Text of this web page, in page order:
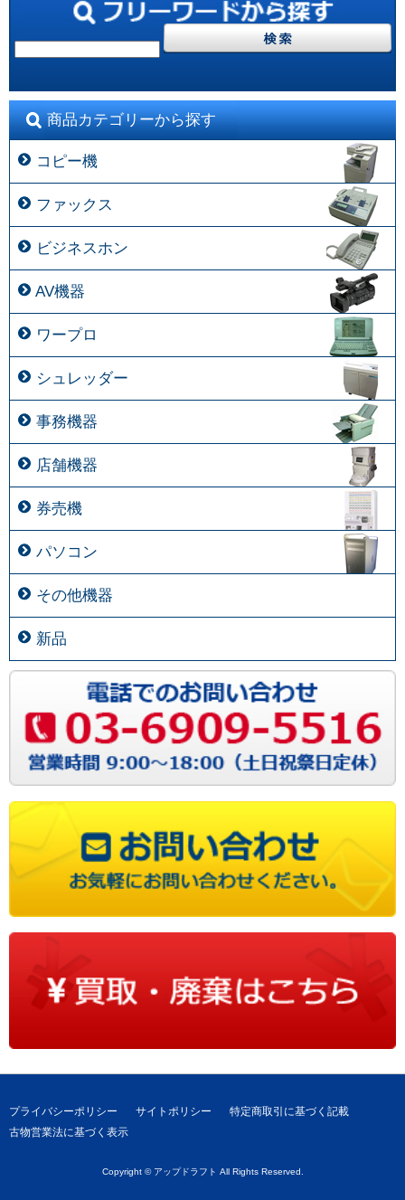
商品カテゴリーから探す
コピー機
ファックス
ビジネスホン
AV機器
ワープロ
シュレッダー
事務機器
店舗機器
券売機
パソコン
その他機器
新品
プライバシーポリシー サイトポリシー
特定商取引に基づく記載
古物営業法に基づく表示
Copyright © アップドラフト All Rights Reserved.